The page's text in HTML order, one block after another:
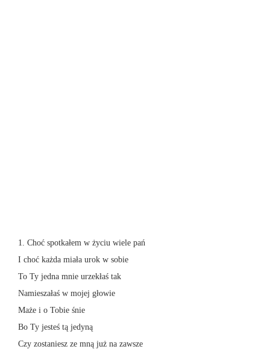
1. Choć spotkałem w życiu wiele pań
I choć każda miała urok w sobie
To Ty jedna mnie urzekłaś tak
Namieszałaś w mojej głowie
Maże i o Tobie śnie
Bo Ty jesteś tą jedyną
Czy zostaniesz ze mną już na zawsze